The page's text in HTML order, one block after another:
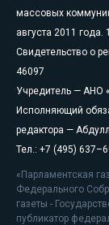
массовых
августа 2011 года.
Свидетельство о
46097
Учредитель — АНО
Исполняющий
редактора —
Тел.: +7 (495)
«Парламентская
Федерального
газеты -
публикатор